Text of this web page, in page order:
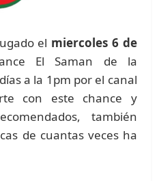
el miercoles 6 de
El Saman de la
a la 1pm por el canal
con este chance y
también
de cuantas veces ha